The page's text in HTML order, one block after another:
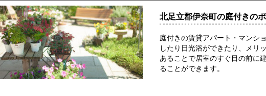
北足立郡伊奈町の庭付きの
庭付きの賃貸アパート・マンシ
したり日光浴ができたり、メリ
あることで居室のすぐ目の前に
ることができます。